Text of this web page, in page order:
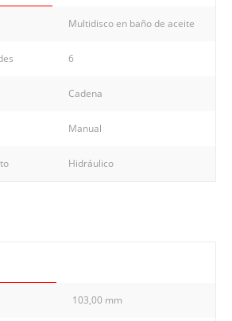
Multidisco en baño de aceite
6
Cadena
Manual
Hidráulico
103,00 mm